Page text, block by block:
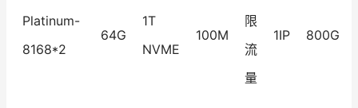
Platinum-
8168*2
64G
1T
NVME
100M
限
流
量
1IP 800G